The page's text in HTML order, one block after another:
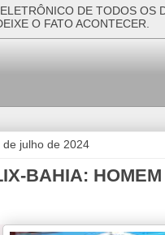
DE TODOS OS
O FATO ACONTECER.
julho de 2024
BAHIA: